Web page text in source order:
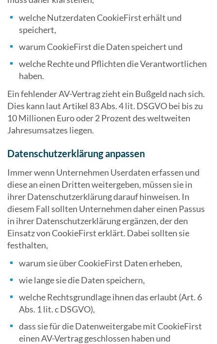
welche Nutzerdaten CookieFirst erhält und
speichert,
warum CookieFirst die Daten speichert und
welche Rechte und Pflichten die Verantwortlichen
haben.
Ein fehlender AV-Vertrag zieht ein Bußgeld nach sich.
Dies kann laut Artikel 83 Abs. 4 lit. DSGVO bei bis zu
10 Millionen Euro oder 2 Prozent des weltweiten
Jahresumsatzes liegen.
Datenschutzerklärung anpassen
Immer wenn Unternehmen Userdaten erfassen und
diese an einen Dritten weitergeben, müssen sie in
ihrer Datenschutzerklärung darauf hinweisen. In
diesem Fall sollten Unternehmen daher einen Passus
in ihrer Datenschutzerklärung ergänzen, der den
Einsatz von CookieFirst erklärt. Dabei sollten sie
festhalten,
warum sie über CookieFirst Daten erheben,
wie lange sie die Daten speichern,
welche Rechtsgrundlage ihnen das erlaubt (Art. 6
Abs. 1 lit. c DSGVO),
dass sie für die Datenweitergabe mit CookieFirst
einen AV-Vertrag geschlossen haben und